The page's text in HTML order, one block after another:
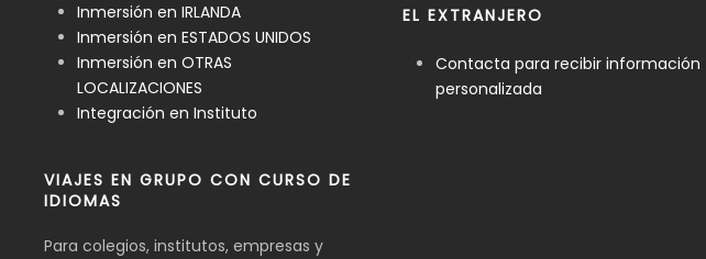
Inmersión en IRLANDA
Inmersión en ESTADOS UNIDOS
Inmersión en OTRAS
LOCALIZACIONES
Integración en Instituto
VIAJES EN GRUPO CON CURSO DE
IDIOMAS
Para colegios, institutos, empresas y
EL EXTRANJERO
Contacta para recibir información
personalizada